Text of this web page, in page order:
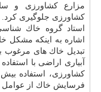
مزارع كشاورزی و
كشاورزی جلوگیری كرد.
استاد گروه خاك
اشاره به اینكه مشكل
تبدیل خاك های مرغوب
آبیاری اراضی با استفاده
كشاورزی، استفاده
فرسایش خاك از